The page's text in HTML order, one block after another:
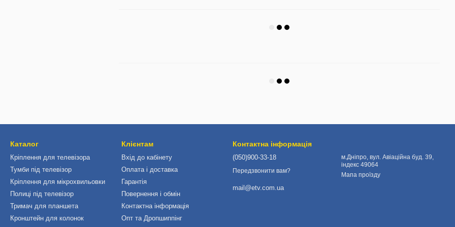
Каталог
Кріплення для телевізора
Тумби під телевізор
Кріплення для мікрохвильовки
Полиці під телевізор
Тримач для планшета
Кронштейн для колонок
Клієнтам
Вхід до кабінету
Оплата і доставка
Гарантія
Повернення і обмін
Контактна інформація
Опт та Дропшиппінг
Контактна інформація
(050)900-33-18
Передзвонити вам?
mail@etv.com.ua
м.Дніпро, вул. Авіаційна буд. 39,
індекс 49064
Мапа проїзду